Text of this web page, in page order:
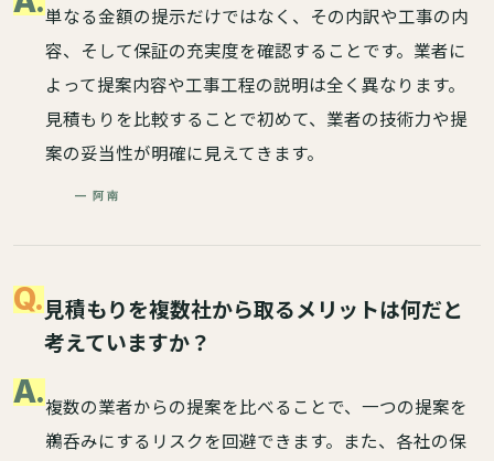
単なる金額の提示だけではなく、その内訳や工事の内
容、そして保証の充実度を確認することです。業者に
よって提案内容や工事工程の説明は全く異なります。
見積もりを比較することで初めて、業者の技術力や提
案の妥当性が明確に見えてきます。
— 阿南
Q.見積もりを複数社から取るメリットは何だと
考えていますか？
A.複数の業者からの提案を比べることで、一つの提案を
鵜呑みにするリスクを回避できます。また、各社の保